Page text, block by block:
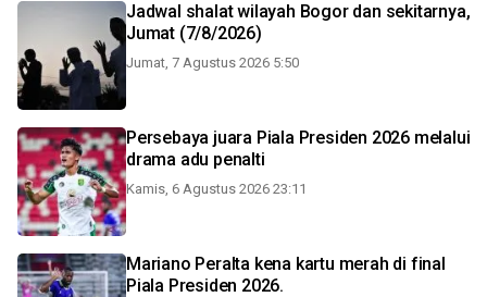
Jadwal shalat wilayah Bogor dan sekitarnya,
Jumat (7/8/2026)
Jumat, 7 Agustus 2026 5:50
Persebaya juara Piala Presiden 2026 melalui
drama adu penalti
Kamis, 6 Agustus 2026 23:11
Mariano Peralta kena kartu merah di final
Piala Presiden 2026.